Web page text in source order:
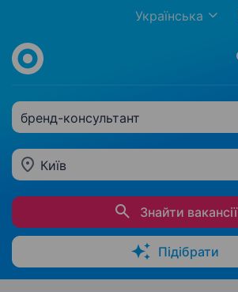
Українська
бренд-консультант
Київ
Знайти вакансії
Підібрати